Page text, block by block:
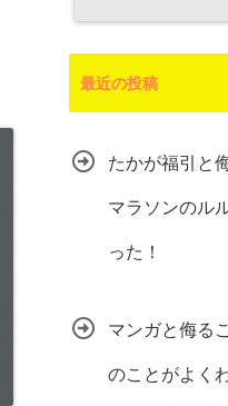
最近の投稿
たかが福引と
マラソンのル
った！
マンガと侮る
のことがよく